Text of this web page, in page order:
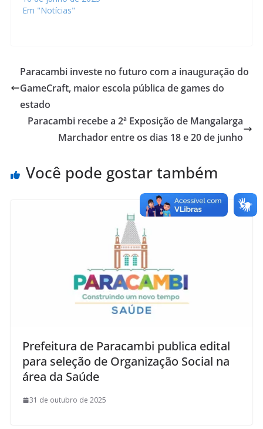
Em "Notícias"
Paracambi investe no futuro com a inauguração do
GameCraft, maior escola pública de games do
estado
Paracambi recebe a 2ª Exposição de Mangalarga
Marchador entre os dias 18 e 20 de junho
Você pode gostar também
Prefeitura de Paracambi publica edital
para seleção de Organização Social na
área da Saúde
31 de outubro de 2025